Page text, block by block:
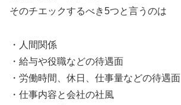
そのチエックするべき5つと言うのは
・人間関係
・給与や役職などの待遇面
・労働時間、休日、仕事量などの待遇面
・仕事内容と会社の社風